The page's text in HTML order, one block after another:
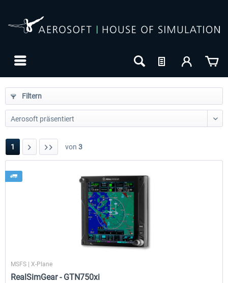
EmergencyDispatcherPro - 24h Free
Trial
Filtern
1 von 3
MSFS | X-Plane
RealSimGear - GTN750xi